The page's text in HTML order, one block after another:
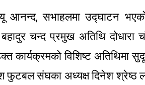
आनन्द, सभाहलमा उद्घाटन
चन्द प्रमुख अतिथि दोधारा
कार्यक्रमको विशिष्ट अतिथिमा
फुटबल संघका अध्यक्ष दिनेश श्रेष्ठ